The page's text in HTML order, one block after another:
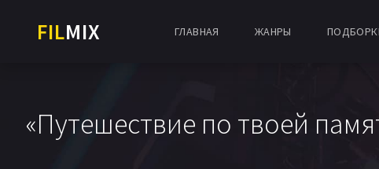
FILMIX ГЛАВНАЯ ЖАНРЫ
«Путешествие по твоей